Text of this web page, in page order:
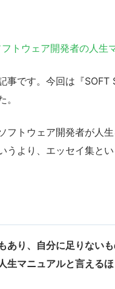
トウェア開発者の人生
事です。今回は『
フトウェア開発者が人
うより、エッセイ集とい
あり、自分に足りない
生マニュアルと言えるほ